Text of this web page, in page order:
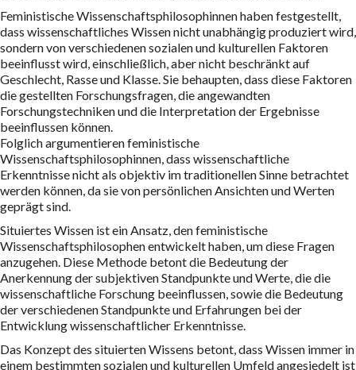
Feministische Wissenschaftsphilosophinnen haben festgestellt,
dass wissenschaftliches Wissen nicht unabhängig produziert wird,
sondern von verschiedenen sozialen und kulturellen Faktoren
beeinflusst wird, einschließlich, aber nicht beschränkt auf
Geschlecht, Rasse und Klasse. Sie behaupten, dass diese Faktoren
die gestellten Forschungsfragen, die angewandten
Forschungstechniken und die Interpretation der Ergebnisse
beeinflussen können.
Folglich argumentieren feministische
Wissenschaftsphilosophinnen, dass wissenschaftliche
Erkenntnisse nicht als objektiv im traditionellen Sinne betrachtet
werden können, da sie von persönlichen Ansichten und Werten
geprägt sind.
Situiertes Wissen ist ein Ansatz, den feministische
Wissenschaftsphilosophen entwickelt haben, um diese Fragen
anzugehen. Diese Methode betont die Bedeutung der
Anerkennung der subjektiven Standpunkte und Werte, die die
wissenschaftliche Forschung beeinflussen, sowie die Bedeutung
der verschiedenen Standpunkte und Erfahrungen bei der
Entwicklung wissenschaftlicher Erkenntnisse.
Das Konzept des situierten Wissens betont, dass Wissen immer in
einem bestimmten sozialen und kulturellen Umfeld angesiedelt ist